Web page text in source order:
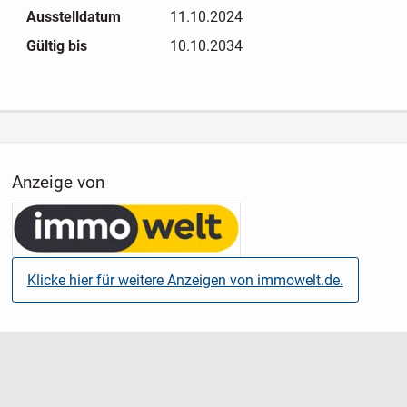
Arbeiten.
vorbereitet und bietet die räumlichen Voraussetzungen für
eine Küche, Gästetoilette und Lagerfläche. Eine konkrete
Aufteilung ist jedoch noch nicht erfolgt, sodass vielfältige
Nutzungskonzepte - etwa für Gastronomie, ein Hofcafé oder
Veranstaltungen - flexibel umgesetzt werden können.
Ausstelldatum
11.10.2024
Gültig bis
10.10.2034
Anzeige von
Klicke hier für weitere Anzeigen von immowelt.de.